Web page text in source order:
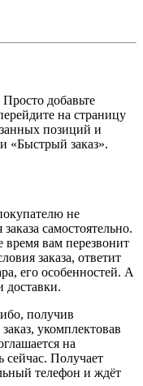
добавьте
на страницу
позиций и
«Быстрый заказ».
не
самостоятельно.
время вам перезвонит
заказа, ответит
его особенностей. А
доставки.
получив
укомплектовав
на
сейчас. Получает
телефон и ждёт